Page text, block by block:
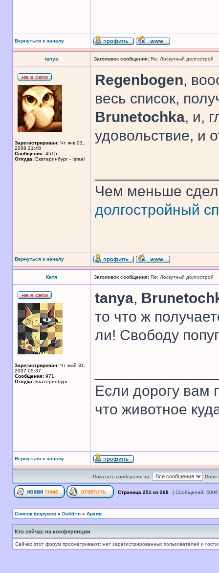
Вернуться к началу
tanya Заголовок сообщения: Re: Лоскутный долгострой
Зарегистрирован: Чт янв 03,
2008 21:48
Сообщения: 4515
Откуда: Екатеринбург - Israel
Regenbogen,
весь список,
Brunetochka, и,
удовольствие, и
Чем меньше
долгостройный
Вернуться к началу
Катя Заголовок сообщения: Re: Лоскутный долгострой
Зарегистрирован: Чт май 31,
2007 05:37
Сообщения: 971
Откуда: Екатеринбург
tanya,
то что ж
ли! Свободу
Если дорогу вам
что животное
Вернуться к началу
Показать сообщения за: Поле
Страница 251 из 268 [ Сообщений:
Список форумов » Dublirin » Архив
Кто сейчас на конференции
Сейчас этот форум просматривают: нет зарегистрированных пользователей и